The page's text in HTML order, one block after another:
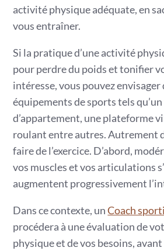
activité physique adéquate, en
vous entraîner.
Si la pratique d’une activité
pour perdre du poids et tonifier
intéresse, vous pouvez envisager
équipements de sports tels
d’appartement, une plateforme
roulant entre autres. Autrement
faire de l’exercice. D’abord,
vos muscles et vos articulations
augmentent progressivement
Dans ce contexte, unCoach
procédera à une évaluation de
physique et de vos besoins,